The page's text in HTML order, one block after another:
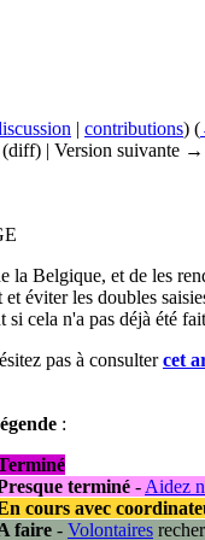
| contributions) (
(diff) | Version suivante
la Belgique, et de les
éviter les doubles
cela n'a pas déjà été
pas à consultercet
:
terminé - Aidez
cours avec
faire - Volontaires